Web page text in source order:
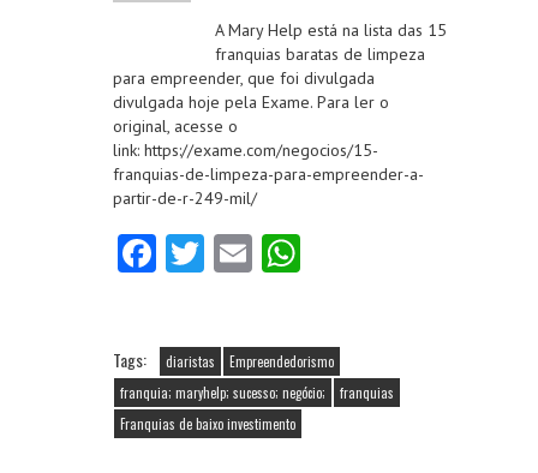
A Mary Help está na lista das 15
franquias baratas de limpeza
para empreender, que foi divulgada
divulgada hoje pela Exame. Para ler o
original, acesse o
link: https://exame.com/negocios/15-
franquias-de-limpeza-para-empreender-a-
partir-de-r-249-mil/
Fa
o
o
k
T
er
E
l A
p
p
Tags: diaristas
Empreendedorismo
franquia; maryhelp; sucesso; negócio;
franquias
Franquias de baixo investimento